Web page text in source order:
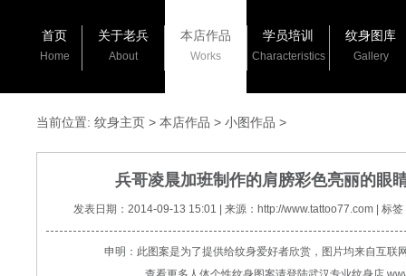
首页
Home
关于老兵
About
本店作品
Works
学员培训
Characteristics
纹身图库
Gallery
当前位置: 纹身主页 > 本店作品 > 小图作品 >
兵哥凌晨加班制作的肩膀彩色亮丽的眼
发表日期：2014-09-13 15:01 | 来源：http://www.tattoo77.com | 标
申明：此图案是为了提供给纹身爱好者欣赏，图片均来自互联